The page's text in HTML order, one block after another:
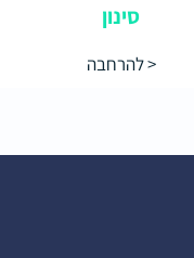
סינון
להרחבה >